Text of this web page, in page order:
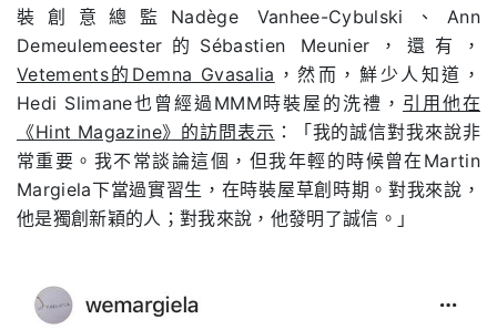
裝創意總監Nadège Vanhee-Cybulski、Ann
Demeulemeester的Sébastien Meunier，還有，
Vetements的Demna Gvasalia ，然而，鮮少人知道，
Hedi Slimane也曾經過MMM時裝屋的洗禮， 引用他在
《Hint Magazine》的訪問表示 ：「我的誠信對我來說非
常重要。我不常談論這個，但我年輕的時候曾在Martin
Margiela下當過實習生，在時裝屋草創時期。對我來說，
他是獨創新穎的人；對我來說，他發明了誠信。」